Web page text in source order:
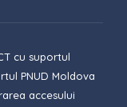
cu suportul
PNUD Moldova
accesului